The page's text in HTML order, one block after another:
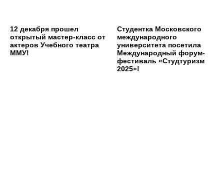
12 декабря прошел
открытый мастер-класс от
актеров Учебного театра
ММУ!
Студентка Московского
международного
университета посетила
Международный форум-
фестиваль «Студтуризм
2025»!